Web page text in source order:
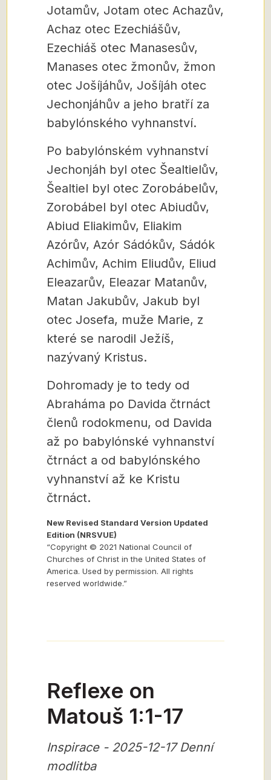
Jotamův, Jotam otec Achazův,
Achaz otec Ezechiášův,
Ezechiáš otec Manasesův,
Manases otec žmonův, žmon
otec Jošíjáhův, Jošíjáh otec
Jechonjáhův a jeho bratří za
babylónského vyhnanství.
Po babylónském vyhnanství
Jechonjáh byl otec Šealtielův,
Šealtiel byl otec Zorobábelův,
Zorobábel byl otec Abiudův,
Abiud Eliakimův, Eliakim
Azórův, Azór Sádókův, Sádók
Achimův, Achim Eliudův, Eliud
Eleazarův, Eleazar Matanův,
Matan Jakubův, Jakub byl
otec Josefa, muže Marie, z
které se narodil Ježíš,
nazývaný Kristus.
Dohromady je to tedy od
Abraháma po Davida čtrnáct
členů rodokmenu, od Davida
až po babylónské vyhnanství
čtrnáct a od babylónského
vyhnanství až ke Kristu
čtrnáct.
New Revised Standard Version Updated
Edition (NRSVUE)
“Copyright © 2021 National Council of
Churches of Christ in the United States of
America. Used by permission. All rights
reserved worldwide.”
Reflexe on
Matouš 1:1-17
Inspirace - 2025-12-17 Denní
modlitba